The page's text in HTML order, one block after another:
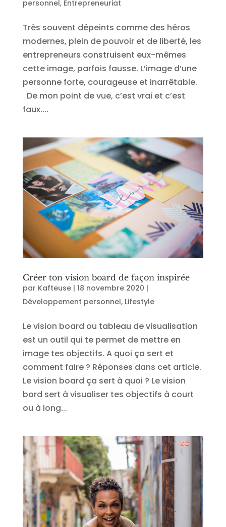
personnel , Entrepreneuriat
Très souvent dépeints comme des héros
modernes, plein de pouvoir et de liberté, les
entrepreneurs construisent eux-mêmes
cette image, parfois fausse. L’image d’une
personne forte, courageuse et inarrêtable.
De mon point de vue, c’est vrai et c’est
faux....
Créer ton vision board de façon inspirée
par Kafteuse| 18 novembre 2020 |
Développement personnel, Lifestyle
Le vision board ou tableau de visualisation
est un outil qui te permet de mettre en
image tes objectifs. A quoi ça sert et
comment faire ? Réponses dans cet article.
Le vision board ça sert à quoi ? Le vision
bord sert à visualiser tes objectifs à court
ou à long...